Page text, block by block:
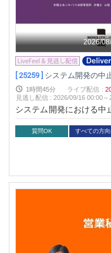
2026/
[ 25259 ] システム開発の中
1時間45分 ライブ配信 :
見逃し配信 :2026/09/16 00:00～
システム開発における中
ます。本セミナーでは、
を回避するための具体
ェクト管理まで、実例
らのプロジェクト成功
質問OK すべての方向